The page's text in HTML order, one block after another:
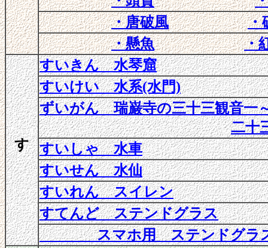
・唐破風
・
・懸魚
・
す
すいきん 水琴窟
すいけい 水系(水門)
ずいがん 瑞巌寺の三十三観音一
二十
すいしゃ 水車
すいせん 水仙
すいれん スイレン
すてんど ステンドグラス
スマホ用 ステンドグラ